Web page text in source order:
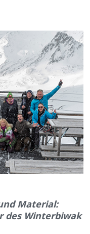
Material:
des Winterbiwak